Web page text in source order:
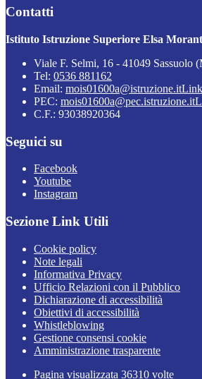
Contatti
Istituto Istruzione Superiore Elsa
Viale F. Selmi, 16 - 41049 Sassuolo
Tel: 0536 881162
Email: mois01600a@istruzione.it
PEC: mois01600a@pec.istruzione.it
C.F.: 93038920364
Seguici su
Facebook
Youtube
Instagram
Sezione Link Utili
Cookie policy
Note legali
Informativa Privacy
Ufficio Relazioni con il Pubblico
Dichiarazione di accessibilità
Obiettivi di accessibilità
Whistleblowing
Gestione consensi cookie
Amministrazione trasparente
Pagina visualizzata 36310 volte